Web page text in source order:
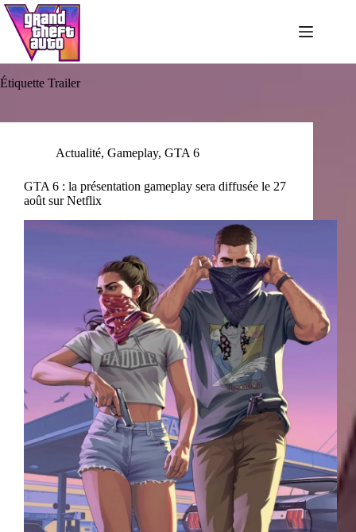
Passer
au
contenu
Étiquette Trailer
Actualité, Gameplay, GTA 6
GTA 6 : la présentation gameplay sera diffusée le 27
août sur Netflix